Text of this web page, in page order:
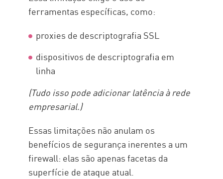
ferramentas específicas, como:
proxies de descriptografia SSL
dispositivos de descriptografia em
linha
(Tudo isso pode adicionar latência à rede
empresarial.)
Essas limitações não anulam os
benefícios de segurança inerentes a um
firewall: elas são apenas facetas da
superfície de ataque atual.